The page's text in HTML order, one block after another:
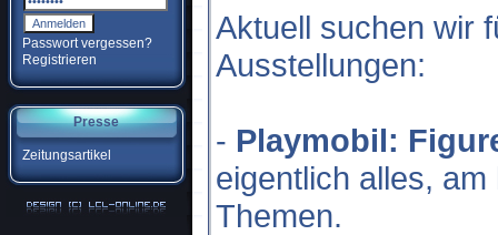
Passwort vergessen?
Registrieren
Presse
Zeitungsartikel
Aktuell suchen wir
Ausstellungen:
- Playmobil:
eigentlich alles,
Themen.